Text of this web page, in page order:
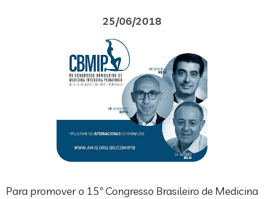
25/06/2018
Para promover o 15º Congresso Brasileiro de Medicina